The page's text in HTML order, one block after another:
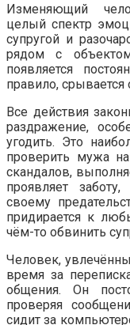
Изменяющий
целый спектр
супругой и
рядом с
появляется
правило,
Все действия
раздражение,
угодить. Это
проверить мужа
скандалов,
проявляет
своему
придирается к
чём-то обвинить
Человек,
время за
общения. Он
проверяя
сидит за